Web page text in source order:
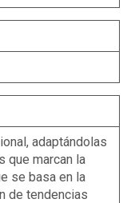
adaptándolas
que marcan la
se basa en la
de tendencias